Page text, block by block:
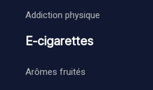
Addiction physique
E-cigarettes
Arômes fruités